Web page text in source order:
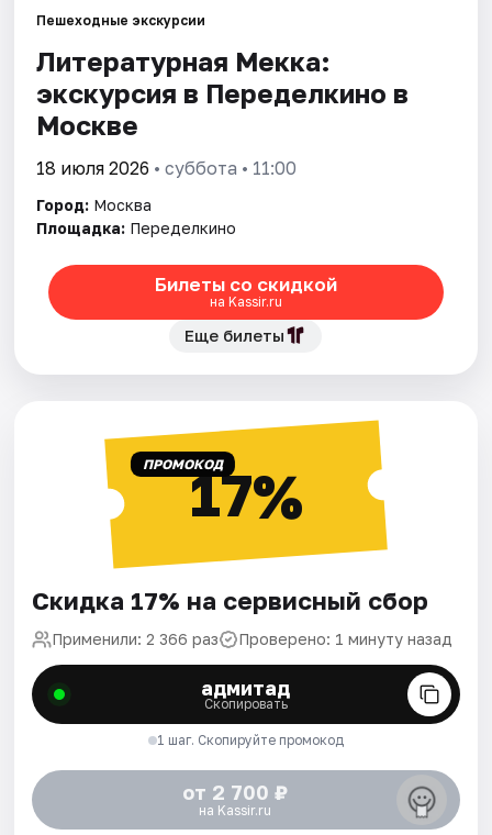
Города
Площадки
Артисты
Рейтинги
Пешеходные экскурсии
Литературная Мекка:
экскурсия в Переделкино в
Москве
18 июля 2026 • суббота • 11:00
Город: Москва
Площадка: Переделкино
Билеты со скидкой
на Kassir.ru
Еще билеты
ПРОМОКОД17%
Скидка 17% на сервисный сбор
Применили: 2 366 раз Проверено: 1 минуту назад
адмитад
Скопировать
1 шаг. Скопируйте промокод
от 2 700 ₽
на Kassir.ru